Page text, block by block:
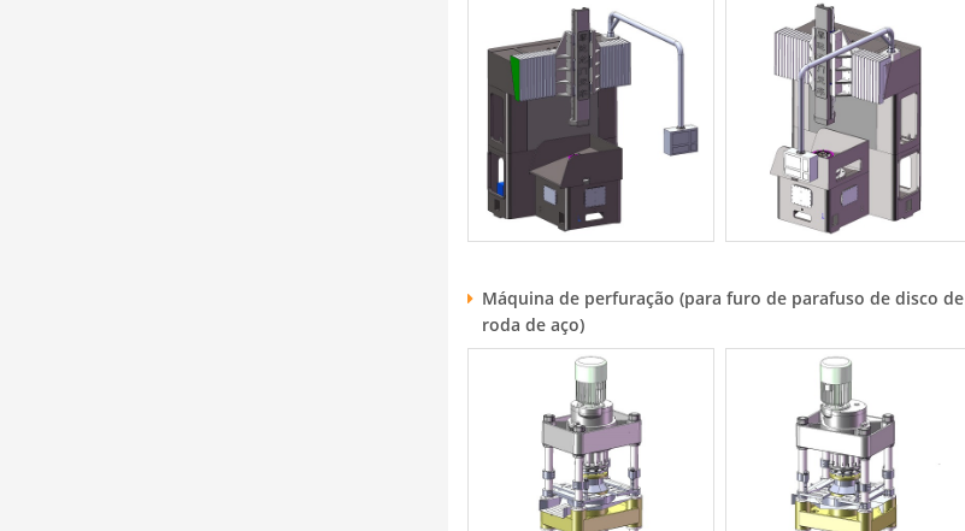
Máquina de perfuração (para furo de parafuso de disco de
roda de aço)